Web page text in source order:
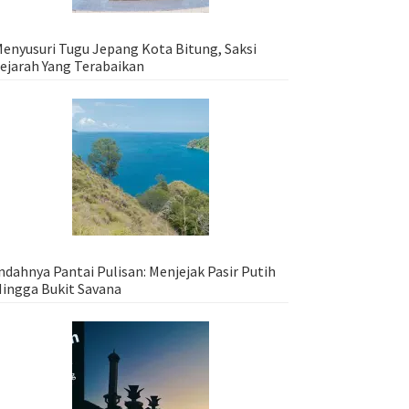
Tugu Jepang Kota Bitung, Saksi
Yang Terabaikan
Pantai Pulisan: Menjejak Pasir Putih
Bukit Savana